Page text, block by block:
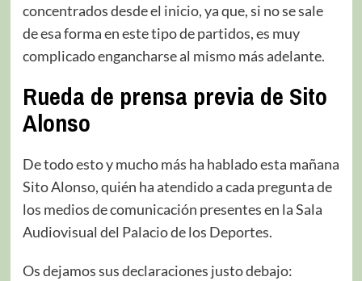
concentrados desde el inicio, ya que, si no se sale
de esa forma en este tipo de partidos, es muy
complicado engancharse al mismo más adelante.
Rueda de prensa previa de Sito
Alonso
De todo esto y mucho más ha hablado esta mañana
Sito Alonso, quién ha atendido a cada pregunta de
los medios de comunicación presentes en la Sala
Audiovisual del Palacio de los Deportes.
Os dejamos sus declaraciones justo debajo: